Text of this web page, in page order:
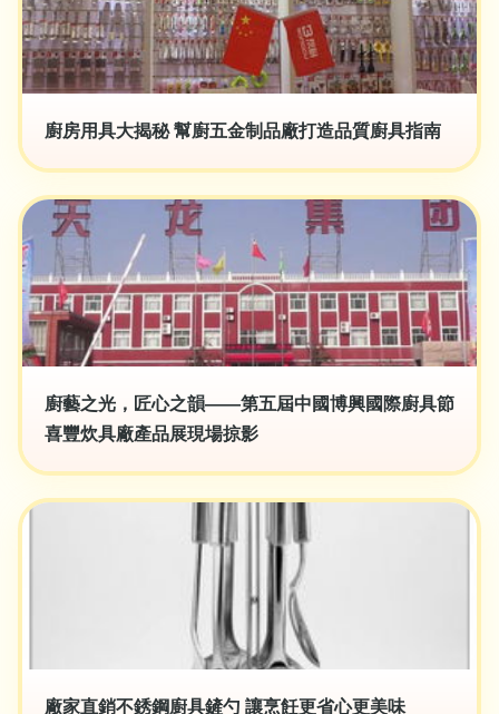
廚房用具大揭秘 幫廚五金制品廠打造品質廚具指南
廚藝之光，匠心之韻——第五屆中國博興國際廚具節
喜豐炊具廠產品展現場掠影
廠家直銷不銹鋼廚具鏟勺 讓烹飪更省心更美味